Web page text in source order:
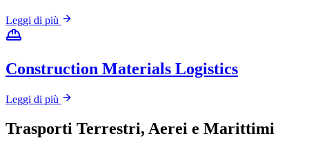
Leggi di più
Construction Materials Logistics
Leggi di più
Trasporti Terrestri, Aerei e Marittimi